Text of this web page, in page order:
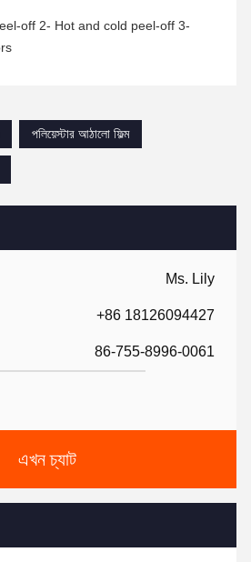
Ms. Lily
+86 18126094427
86-755-8996-0061
এখন চ্যাট
off 2- Hot and cold peel-off 3-
পলিয়েস্টার আঠালো ফিল্ম